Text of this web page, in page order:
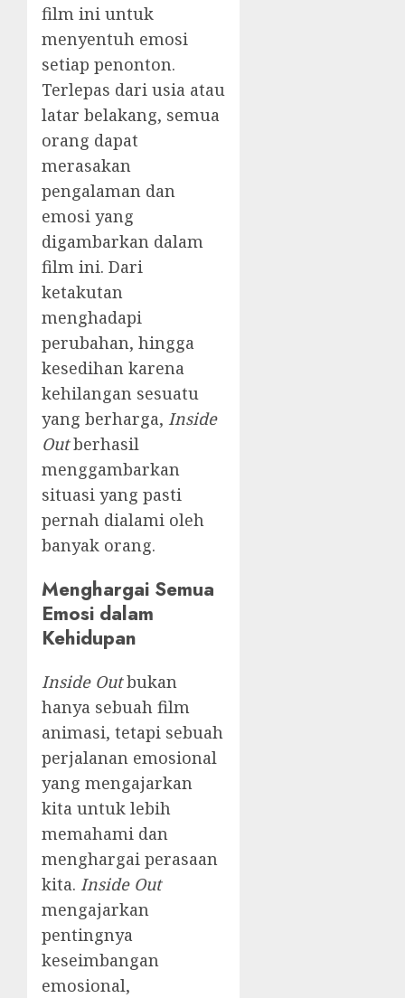
film ini untuk
menyentuh emosi
setiap penonton.
Terlepas dari usia atau
latar belakang, semua
orang dapat
merasakan
pengalaman dan
emosi yang
digambarkan dalam
film ini. Dari
ketakutan
menghadapi
perubahan, hingga
kesedihan karena
kehilangan sesuatu
yang berharga, Inside
Outberhasil
menggambarkan
situasi yang pasti
pernah dialami oleh
banyak orang.
Menghargai Semua
Emosi dalam
Kehidupan
Inside Outbukan
hanya sebuah film
animasi, tetapi sebuah
perjalanan emosional
yang mengajarkan
kita untuk lebih
memahami dan
menghargai perasaan
kita. Inside Out
mengajarkan
pentingnya
keseimbangan
emosional,